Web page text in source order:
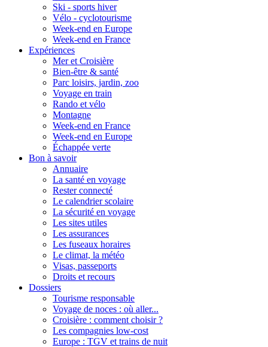
Ski - sports hiver
Vélo - cyclotourisme
Week-end en Europe
Week-end en France
Expériences
Mer et Croisière
Bien-être & santé
Parc loisirs, jardin, zoo
Voyage en train
Rando et vélo
Montagne
Week-end en France
Week-end en Europe
Échappée verte
Bon à savoir
Annuaire
La santé en voyage
Rester connecté
Le calendrier scolaire
La sécurité en voyage
Les sites utiles
Les assurances
Les fuseaux horaires
Le climat, la météo
Visas, passeports
Droits et recours
Dossiers
Tourisme responsable
Voyage de noces : où aller...
Croisière : comment choisir ?
Les compagnies low-cost
Europe : TGV et trains de nuit